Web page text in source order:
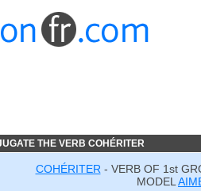
THE VERB COHÉRITER
COHÉRITER - VERB OF 1st
MODEL